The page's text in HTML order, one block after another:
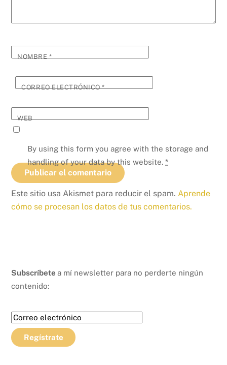
NOMBRE*
CORREO ELECTRÓNICO*
WEB
By using this form you agree with the storage and
handling of your data by this website.*
Este sitio usa Akismet para reducir el spam. Aprende
cómo se procesan los datos de tus comentarios.
Subscríbete a mí newsletter para no perderte ningún
contenido: